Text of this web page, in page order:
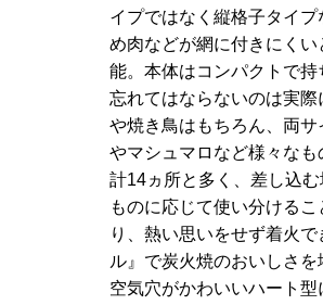
イプではなく縦格子タイ
め肉などが網に付きにく
能。本体はコンパクトで
忘れてはならないのは実
や焼き鳥はもちろん、両
やマシュマロなど様々な
計14ヵ所と多く、差し込
ものに応じて使い分ける
り、熱い思いをせず着火
ル』で炭火焼のおいしさ
空気穴がかわいいハート